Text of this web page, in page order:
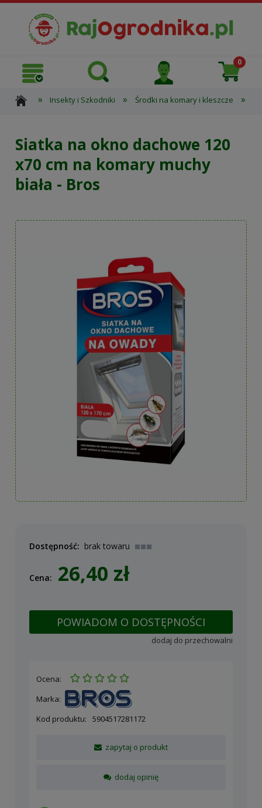
» Insekty i Szkodniki » Środki na komary i kleszcze »
Siatka na okno dachowe 120
x70 cm na komary muchy
biała - Bros
Dostępność: brak towaru
Cena: 26,40 zł
POWIADOM O DOSTĘPNOŚCI
dodaj do przechowalni
Ocena:
Marka:
Kod produktu:
5904517281172
zapytaj o produkt
dodaj opinię